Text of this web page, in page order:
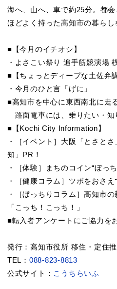
海へ、山へ、車で約25分。都
ほどよく持った高知市の暮らし
■【今月のイチオシ】
・よさこい祭り 追手筋競演場
■【ちょっとディープな土佐弁
・今月のひと言「げに」
■高知市を中心に東西南北に走
路面電車には、乗りたい・知
■【Kochi City Information】
・［イベント］大阪「とさと
知」PR！
・［体験］まちのコイン“ぼっ
・［健康コラム］ツボをおさ
・［ぼっちりコラム］高知市
「こっち！こっち！」
■転入者アンケートにご協力を
発行：高知市役所 移住・定住
TEL： 088-823-8813
公式サイト： こうちらいふ